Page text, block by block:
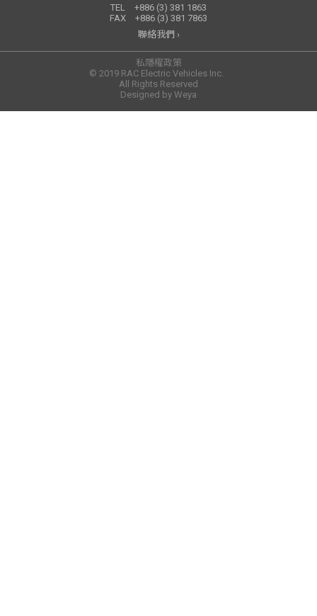
TEL +886 (3) 381 1863
FAX +886 (3) 381 7863
聯絡我們 ›
私隱權政策
© 2019 RAC Electric Vehicles Inc.
All Rights Reserved
Designed by Weya